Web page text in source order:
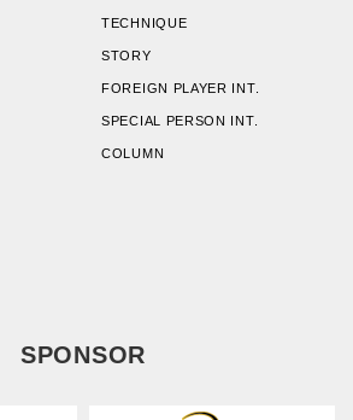
TECHNIQUE
STORY
FOREIGN PLAYER INT.
SPECIAL PERSON INT.
COLUMN
SPONSOR